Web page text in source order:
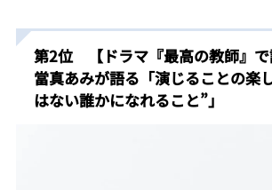
第2位 【ドラマ『最高の教師』で
當真あみが語る「演じることの楽
はない誰かになれること”」